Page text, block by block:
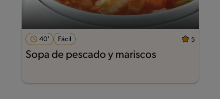
40' Fácil 5
Sopa de pescado y mariscos